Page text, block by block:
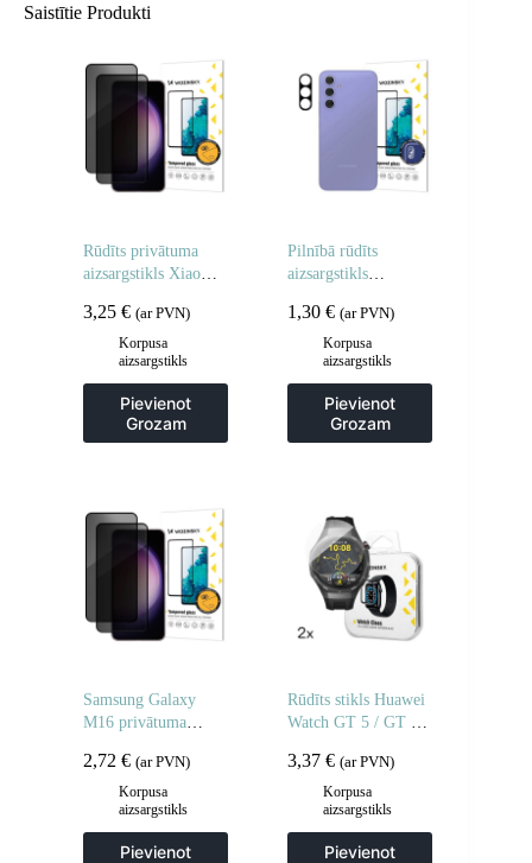
Saistītie Produkti
Rūdīts privātuma
aizsargstikls Xiaomi
Note 14 4G
privātuma
aizsardzībai – 2 gab.
3,25 € (ar PVN)
Korpusa
aizsargstikls
Pievienot
Grozam
Pilnībā rūdīts
aizsargstikls
Edge pilnai kamerai
1,30€ (ar PVN)
Korpusa
aizsargstikls
Pievienot
Grozam
Samsung Galaxy
M16 privātuma
2,72 € (ar PVN)
Korpusa
aizsargstikls
Pievienot
Rūdīts stikls Huawei
Watch GT 5 / GT 5
Pro / GT 3 / GT 3
Pro Full Glue 42mm
– 2 gab.
3,37€ (ar PVN)
Korpusa
aizsargstikls
Pievienot